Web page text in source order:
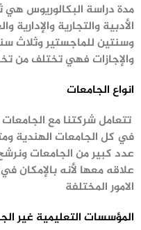
مدة دراسة البكالوريوس
الأدبيةوالتجاريةوالإدارية
وسنتين للماجستير وثلاث
والإجازات فهي تختلف من
انواع الجامعات
تتعامل شركتنا مع
في كل الجامعات الهندية
عدد كبير من الجامعات
علاقه معها لأنهبالإمكان
الامور المختلفة
المؤسسات التعليمية غير